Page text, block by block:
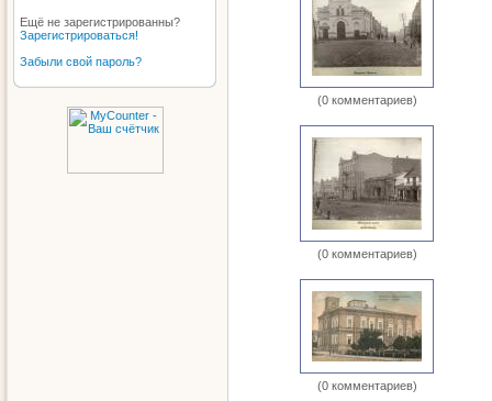
Ещё не зарегистрированны?
Зарегистрироваться!
Забыли свой пароль?
(0 комментариев)
(0 комментариев)
(0 комментариев)